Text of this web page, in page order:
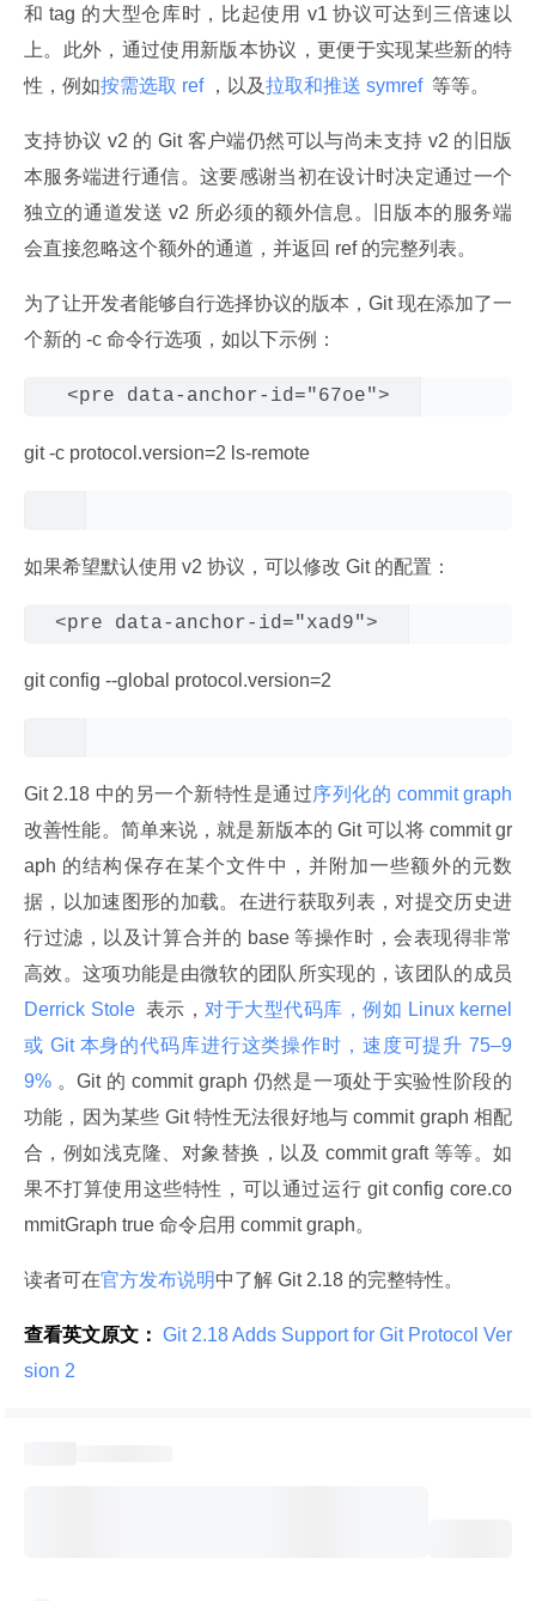
和 tag 的大型仓库时，比起使用 v1 协议可达到三倍速以
上。此外，通过使用新版本协议，更便于实现某些新的特
性，例如按需选取 ref ，以及拉取和推送 symref 等等。
支持协议 v2 的 Git 客户端仍然可以与尚未支持 v2 的旧版
本服务端进行通信。这要感谢当初在设计时决定通过一个
独立的通道发送 v2 所必须的额外信息。旧版本的服务端
会直接忽略这个额外的通道，并返回 ref 的完整列表。
为了让开发者能够自行选择协议的版本，Git 现在添加了一
个新的 -c 命令行选项，如以下示例：
git -c protocol.version=2 ls-remote
如果希望默认使用 v2 协议，可以修改 Git 的配置：
git config --global protocol.version=2
Git 2.18 中的另一个新特性是通过
改善性能。简单来说，就是新版本的 Git 可以将 commit gr
aph 的结构保存在某个文件中，并附加一些额外的元数
据，以加速图形的加载。在进行获取列表，对提交历史进
行过滤，以及计算合并的 base 等操作时，会表现得非常
Derrick Stole 表示， 对于大型代码库，例如 Linux kernel
或 Git 本身的代码库进行这类操作时，速度可提升 75–9
9% 。Git 的 commit graph 仍然是一项处于实验性阶段的
功能，因为某些 Git 特性无法很好地与 commit graph 相配
合，例如浅克隆、对象替换，以及 commit graft 等等。如
果不打算使用这些特性，可以通过运行 git config core.co
mmitGraph true 命令启用 commit graph。
读者可在官方发布说明中了解 Git 2.18 的完整特性。
查看英文原文： Git 2.18 Adds Support for Git Protocol Ver
sion 2